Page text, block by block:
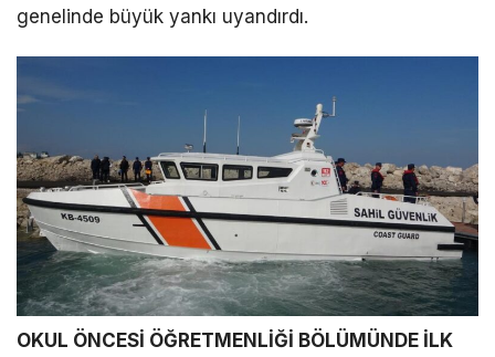
genelinde büyük yankı uyandırdı.
OKUL ÖNCESİ ÖĞRETMENLİĞİ BÖLÜMÜNDE İLK